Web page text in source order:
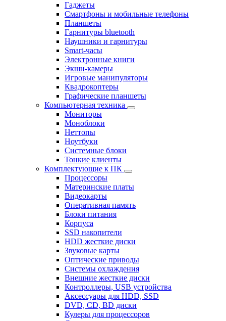
Гаджеты
Смартфоны и мобильные телефоны
Планшеты
Гарнитуры bluetooth
Наушники и гарнитуры
Smart-часы
Электронные книги
Экшн-камеры
Игровые манипуляторы
Квадрокоптеры
Графические планшеты
Компьютерная техника
Мониторы
Моноблоки
Неттопы
Ноутбуки
Системные блоки
Тонкие клиенты
Комплектующие к ПК
Процессоры
Материнские платы
Видеокарты
Оперативная память
Блоки питания
Корпуса
SSD накопители
HDD жесткие диски
Звуковые карты
Оптические приводы
Системы охлаждения
Внешние жесткие диски
Контроллеры, USB устройства
Аксессуары для HDD, SSD
DVD, CD, BD диски
Кулеры для процессоров